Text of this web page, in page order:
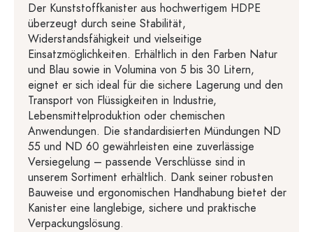
Der Kunststoffkanister aus hochwertigem HDPE
überzeugt durch seine Stabilität,
Widerstandsfähigkeit und vielseitige
Einsatzmöglichkeiten. Erhältlich in den Farben Natur
und Blau sowie in Volumina von 5 bis 30 Litern,
eignet er sich ideal für die sichere Lagerung und den
Transport von Flüssigkeiten in Industrie,
Lebensmittelproduktion oder chemischen
Anwendungen. Die standardisierten Mündungen ND
55 und ND 60 gewährleisten eine zuverlässige
Versiegelung – passende Verschlüsse sind in
unserem Sortiment erhältlich. Dank seiner robusten
Bauweise und ergonomischen Handhabung bietet der
Kanister eine langlebige, sichere und praktische
Verpackungslösung.